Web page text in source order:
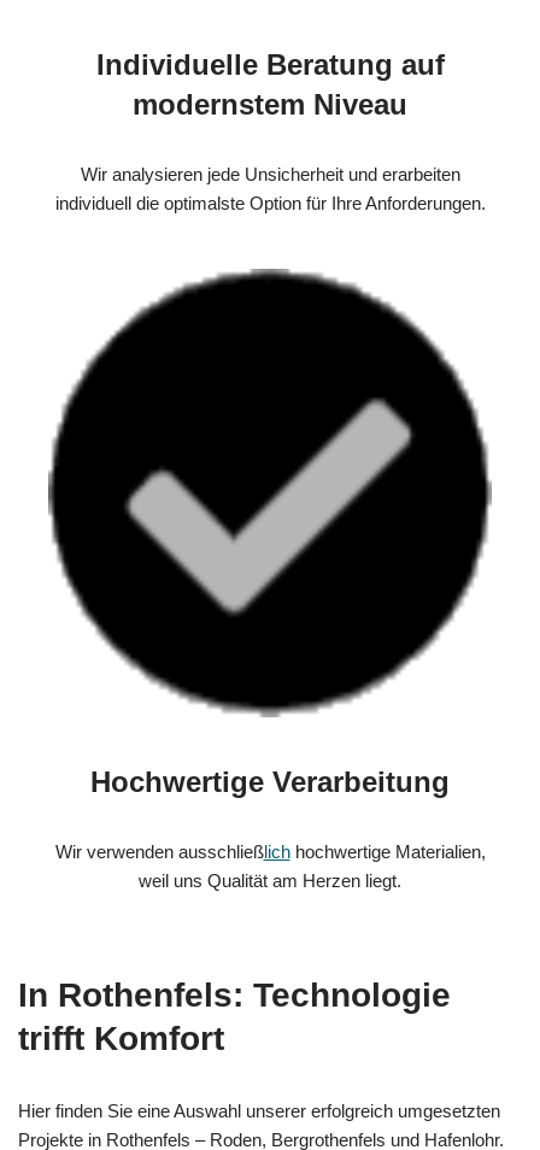
Individuelle Beratung auf
modernstem Niveau
Wir analysieren jede Unsicherheit und erarbeiten
individuell die optimalste Option für Ihre Anforderungen.
Hochwertige Verarbeitung
Wir verwenden ausschließlichhochwertige Materialien,
weil uns Qualität am Herzen liegt.
In Rothenfels: Technologie
trifft Komfort
Hier finden Sie eine Auswahl unserer erfolgreich umgesetzten
Projekte in Rothenfels – Roden, Bergrothenfels und Hafenlohr.